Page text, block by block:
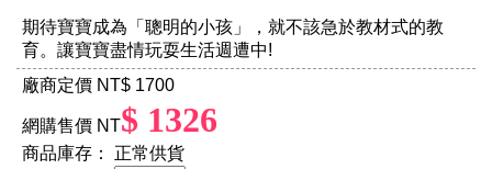
期待寶寶成為「聰明的小孩」，就不該急於教材式的教
育。讓寶寶盡情玩耍生活週遭中!
廠商定價 NT$ 1700
網購售價 NT$ 1326
商品庫存：
正常供貨